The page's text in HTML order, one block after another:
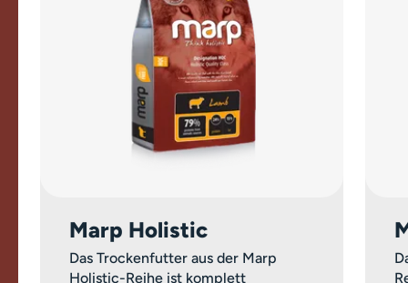
Marp Holistic
Das Trockenfutter aus der Marp
Holistic-Reihe ist komplett